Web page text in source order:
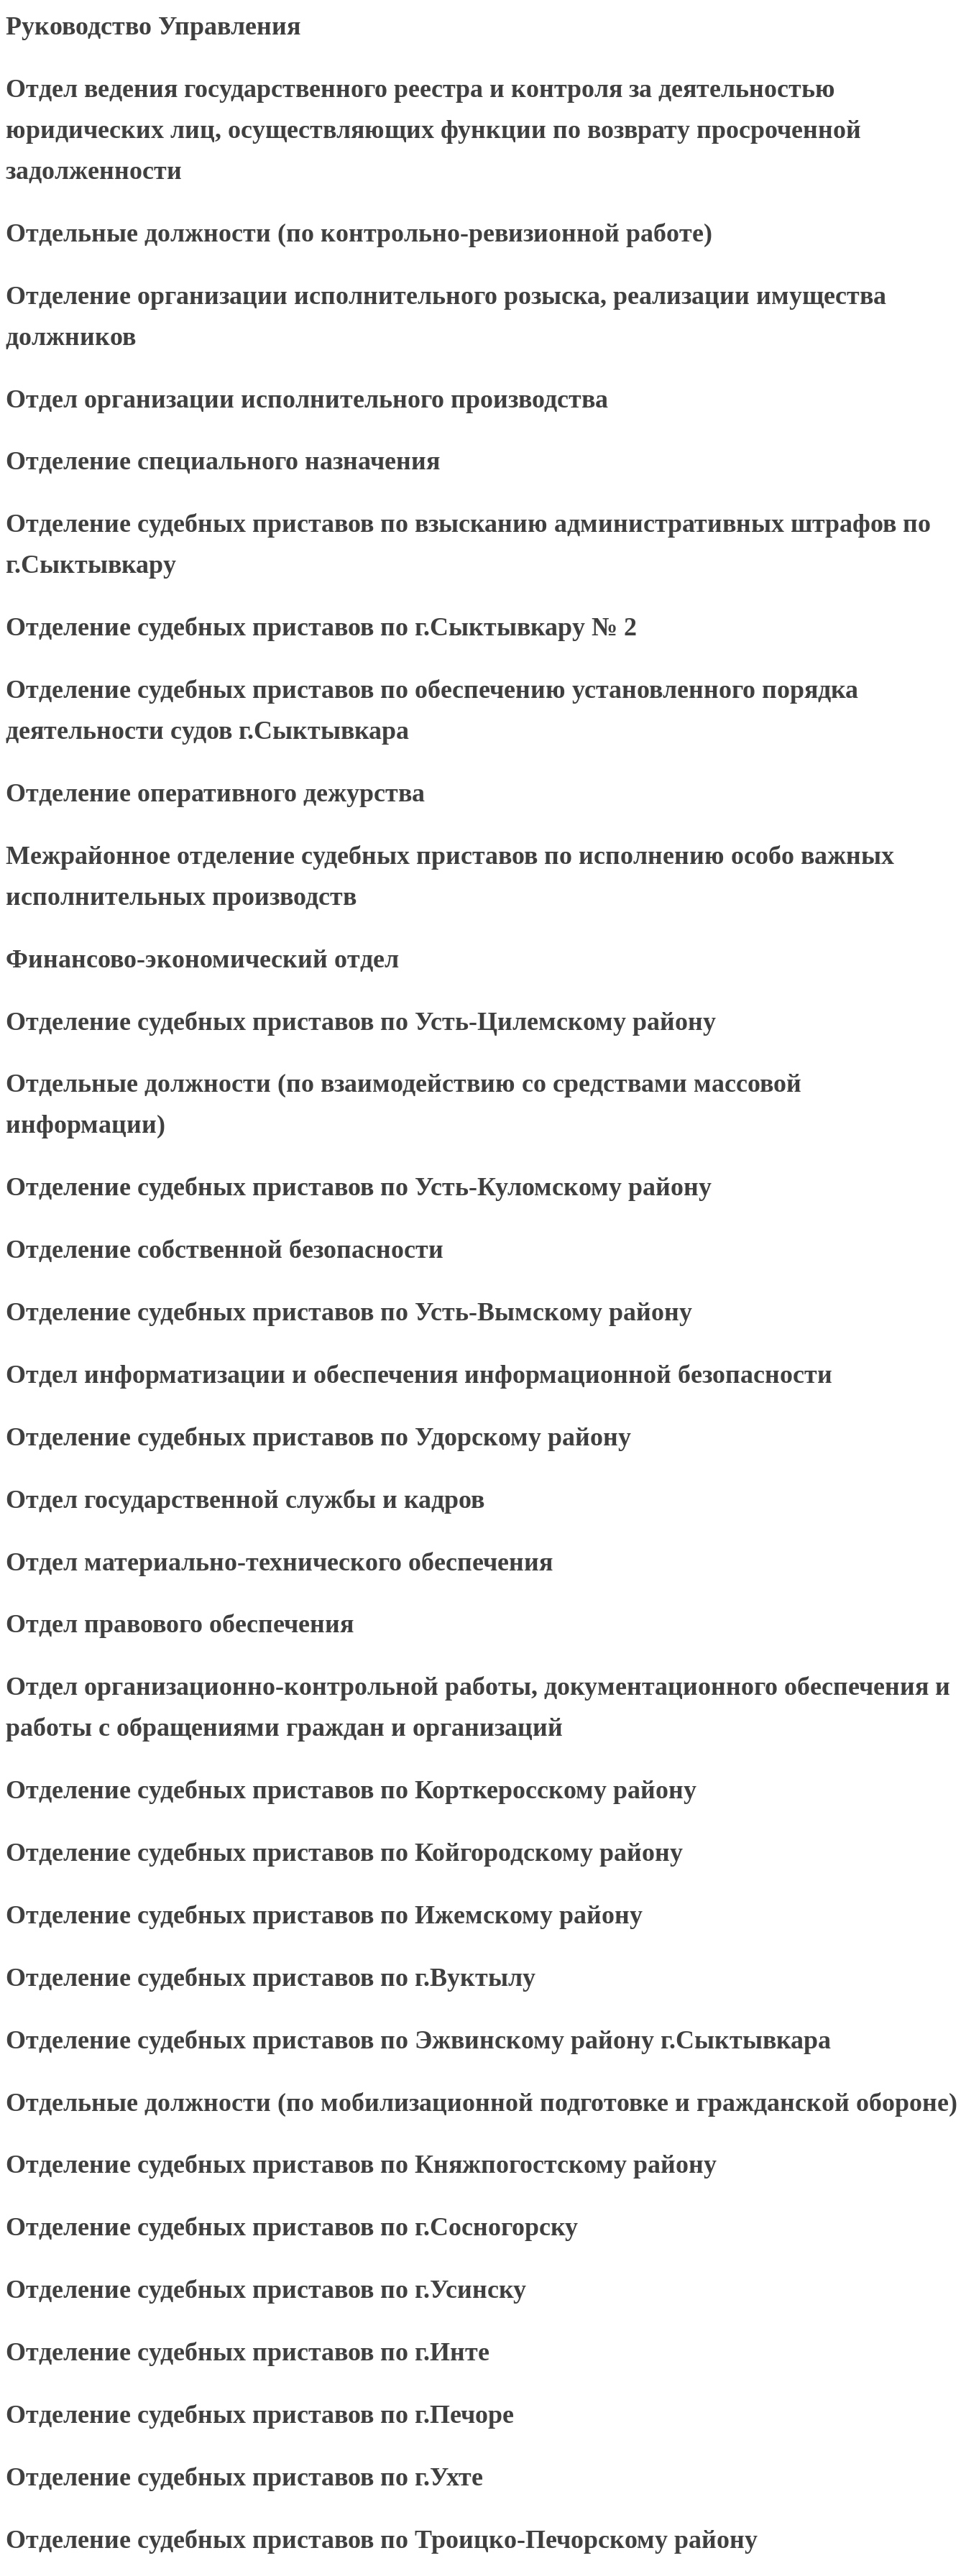
Руководство Управления
Отдел ведения государственного реестра и контроля за деятельностью
юридических лиц, осуществляющих функции по возврату просроченной
задолженности
Отдельные должности (по контрольно-ревизионной работе)
Отделение организации исполнительного розыска, реализации имущества
должников
Отдел организации исполнительного производства
Отделение специального назначения
Отделение судебных приставов по взысканию административных штрафов по
г.Сыктывкару
Отделение судебных приставов по г.Сыктывкару № 2
Отделение судебных приставов по обеспечению установленного порядка
деятельности судов г.Сыктывкара
Отделение оперативного дежурства
Межрайонное отделение судебных приставов по исполнению особо важных
исполнительных производств
Финансово-экономический отдел
Отделение судебных приставов по Усть-Цилемскому району
Отдельные должности (по взаимодействию со средствами массовой
информации)
Отделение судебных приставов по Усть-Куломскому району
Отделение собственной безопасности
Отделение судебных приставов по Усть-Вымскому району
Отдел информатизации и обеспечения информационной безопасности
Отделение судебных приставов по Удорскому району
Отдел государственной службы и кадров
Отдел материально-технического обеспечения
Отдел правового обеспечения
Отдел организационно-контрольной работы, документационного обеспечения и
работы с обращениями граждан и организаций
Отделение судебных приставов по Корткеросскому району
Отделение судебных приставов по Койгородскому району
Отделение судебных приставов по Ижемскому району
Отделение судебных приставов по г.Вуктылу
Отделение судебных приставов по Эжвинскому району г.Сыктывкара
Отдельные должности (по мобилизационной подготовке и гражданской обороне)
Отделение судебных приставов по Княжпогостскому району
Отделение судебных приставов по г.Сосногорску
Отделение судебных приставов по г.Усинску
Отделение судебных приставов по г.Инте
Отделение судебных приставов по г.Печоре
Отделение судебных приставов по г.Ухте
Отделение судебных приставов по Троицко-Печорскому району